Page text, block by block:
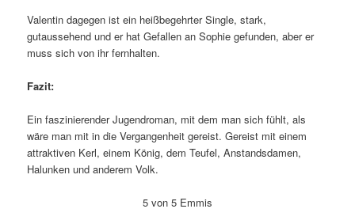
Valentin dagegen ist ein heißbegehrter Single, stark,
gutaussehend und er hat Gefallen an Sophie gefunden, aber er
muss sich von ihr fernhalten.
Fazit:
Ein faszinierender Jugendroman, mit dem man sich fühlt, als
wäre man mit in die Vergangenheit gereist. Gereist mit einem
attraktiven Kerl, einem König, dem Teufel, Anstandsdamen,
Halunken und anderem Volk.
5 von 5 Emmis